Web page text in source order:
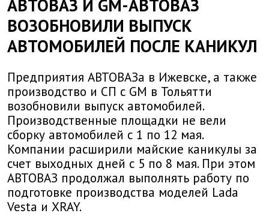
АВТОВАЗ И GM-АВТОВАЗ
ВОЗОБНОВИЛИ ВЫПУСК
АВТОМОБИЛЕЙ ПОСЛЕ КАНИКУЛ
Предприятия АВТОВАЗа в Ижевске, а также
производство и СП с GM в Тольятти
возобновили выпуск автомобилей.
Производственные площадки не вели
сборку автомобилей с 1 по 12 мая.
Компании расширили майские каникулы за
счет выходных дней с 5 по 8 мая. При этом
АВТОВАЗ продолжал выполнять работу по
подготовке производства моделей Lada
Vesta и XRAY.